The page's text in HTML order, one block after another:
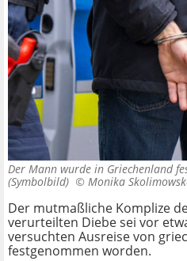
Der Mann wurde in Griechenland
(Symbolbild) © Monika
Der mutmaßliche Komplize
verurteilten Diebe sei vor
versuchten Ausreise von
festgenommen worden.